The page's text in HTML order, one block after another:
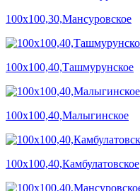
100х100,30,Мансуровское
100х100,40,Ташмурунское
100х100,40,Малыгинское
100х100,40,Камбулатовское